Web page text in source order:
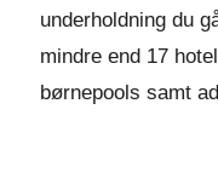
underholdning du
mindre end 17
børnepools samt